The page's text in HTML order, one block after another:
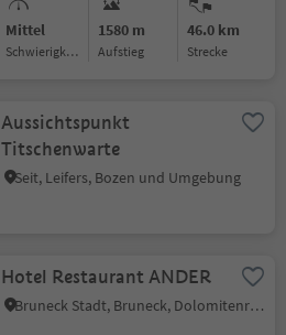
Mittel
Schwierigkeitsgrad
1580 m
Aufstieg
46.0 km
Strecke
Aussichtspunkt
Titschenwarte
Seit, Leifers, Bozen und Umgebung
Hotel Restaurant ANDER
Bruneck Stadt, Bruneck, Dolomitenregion Kronplatz